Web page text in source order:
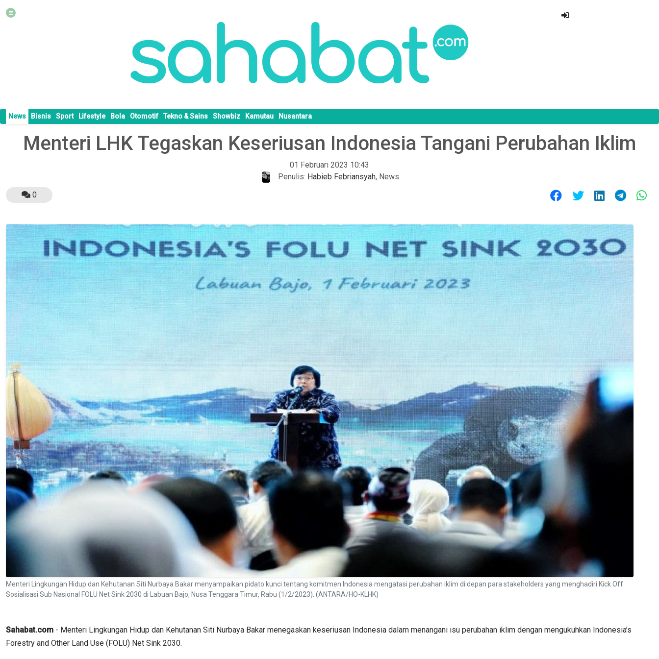
News Bisnis Sport Lifestyle Bola Otomotif Tekno & Sains Showbiz Kamutau Nusantara
Menteri LHK Tegaskan Keseriusan Indonesia Tangani Perubahan Iklim
01 Februari 2023 10:43
Penulis: Habieb Febriansyah, News
0
Menteri Lingkungan Hidup dan Kehutanan Siti Nurbaya Bakar menyampaikan pidato kunci tentang komitmen Indonesia mengatasi perubahan iklim di depan para stakeholders yang menghadiri Kick Off
Sosialisasi Sub Nasional FOLU Net Sink 2030 di Labuan Bajo, Nusa Tenggara Timur, Rabu (1/2/2023). (ANTARA/HO-KLHK)
Sahabat.com - Menteri Lingkungan Hidup dan Kehutanan Siti Nurbaya Bakar menegaskan keseriusan Indonesia dalam menangani isu perubahan iklim dengan mengukuhkan Indonesia’s
Forestry and Other Land Use (FOLU) Net Sink 2030.